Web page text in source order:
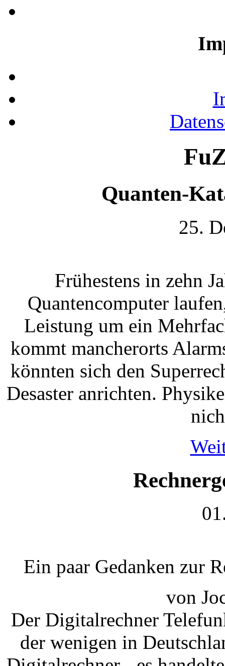
Quanten-
25.
Frühestens in zehn
Quantencomputer
Leistung um ein
kommt mancherorts
könnten sich den
Desaster anrichten.
Ein paar Gedanken zur
von
Der Digitalrechner
der wenigen in